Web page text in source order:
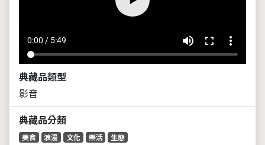
0:00 / 5:49 volume_up fullscreen more_vert
典藏品類型
影音
典藏品分類
美食 浪漫 文化 樂活 生態